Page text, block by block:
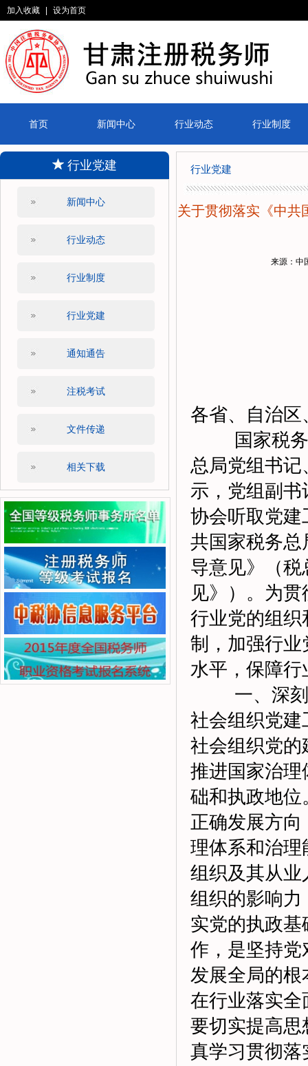
加入收藏 设为首页
首页 新闻中心 行业动态 行业制度
行业党建
新闻中心
行业动态
行业制度
行业党建
通知通告
注税考试
文件传递
相关下载
行业党建
关于贯彻落实《中共
来源：中
各省、自治
国家税务总
总局党组书
示，党组副
协会听取党
共国家税务
导意见》（
见》）。为
行业党的组
制，加强行
水平，保障
一、深刻认
社会组织党
社会组织党的
推进国家治
础和执政地
正确发展方
理体系和治
组织及其从
组织的影响
实党的执政
作，是坚持
发展全局的
在行业落实
要切实提高
真学习贯彻